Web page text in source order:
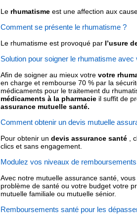
Le rhumatisme est une affection aux
Comment se présente le rhumatisme ?
Le rhumatisme est provoqué par l’usure
Solution pour soigner le rhumatisme
Afin de soigner au mieux votre votre
en charge et rembourse 70 % par la
médicaments pour le traitement du
médicaments à la pharmacie il suffit de
assurance mutuelle santé.
Comment obtenir un devis mutuelle
Pour obtenir un devis assurance santé ,
clics et sans engagement.
Modulez vos niveaux de
Avec notre mutuelle assurance santé, vous
problème de santé ou votre budget votre
mutuelle familiale ou mutuelle sénior.
Remboursements santé pour les